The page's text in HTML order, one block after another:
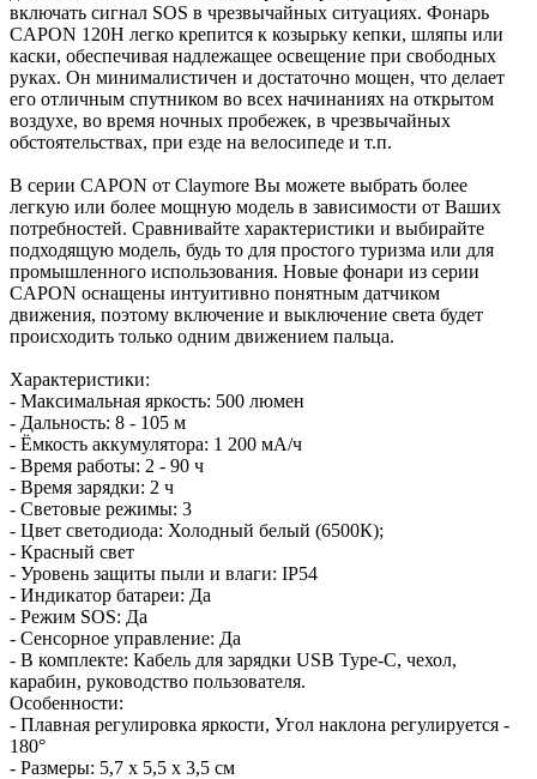
включать сигнал SOS в чрезвычайных ситуациях. Фонарь
CAPON 120Н легко крепится к козырьку кепки, шляпы или
каски, обеспечивая надлежащее освещение при свободных
руках. Он минималистичен и достаточно мощен, что делает
его отличным спутником во всех начинаниях на открытом
воздухе, во время ночных пробежек, в чрезвычайных
обстоятельствах, при езде на велосипеде и т.п.
В серии CAPON от Claymore Вы можете выбрать более
легкую или более мощную модель в зависимости от Ваших
потребностей. Сравнивайте характеристики и выбирайте
подходящую модель, будь то для простого туризма или для
промышленного использования. Новые фонари из серии
CAPON оснащены интуитивно понятным датчиком
движения, поэтому включение и выключение света будет
происходить только одним движением пальца.
Характеристики:
- Максимальная яркость: 500 люмен
- Дальность: 8 - 105 м
- Ёмкость аккумулятора: 1 200 мА/ч
- Время работы: 2 - 90 ч
- Время зарядки: 2 ч
- Световые режимы: 3
- Цвет светодиода: Холодный белый (6500К);
- Красный свет
- Уровень защиты пыли и влаги: IP54
- Индикатор батареи: Да
- Режим SOS: Да
- Сенсорное управление: Да
- В комплекте: Кабель для зарядки USB Type-C, чехол,
карабин, руководство пользователя.
Особенности:
- Плавная регулировка яркости, Угол наклона регулируется -
180°
- Размеры: 5,7 x 5,5 x 3,5 см